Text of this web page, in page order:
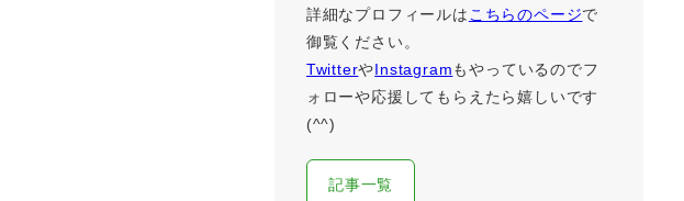
詳細なプロフィールは こちらのページで
御覧ください。
TwitterやInstagramもやっているのでフ
ォローや応援してもらえたら嬉しいです
(^^)
記事一覧